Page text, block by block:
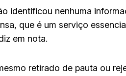
identificou nenhuma
que é um serviço
em nota.
retirado de pauta ou